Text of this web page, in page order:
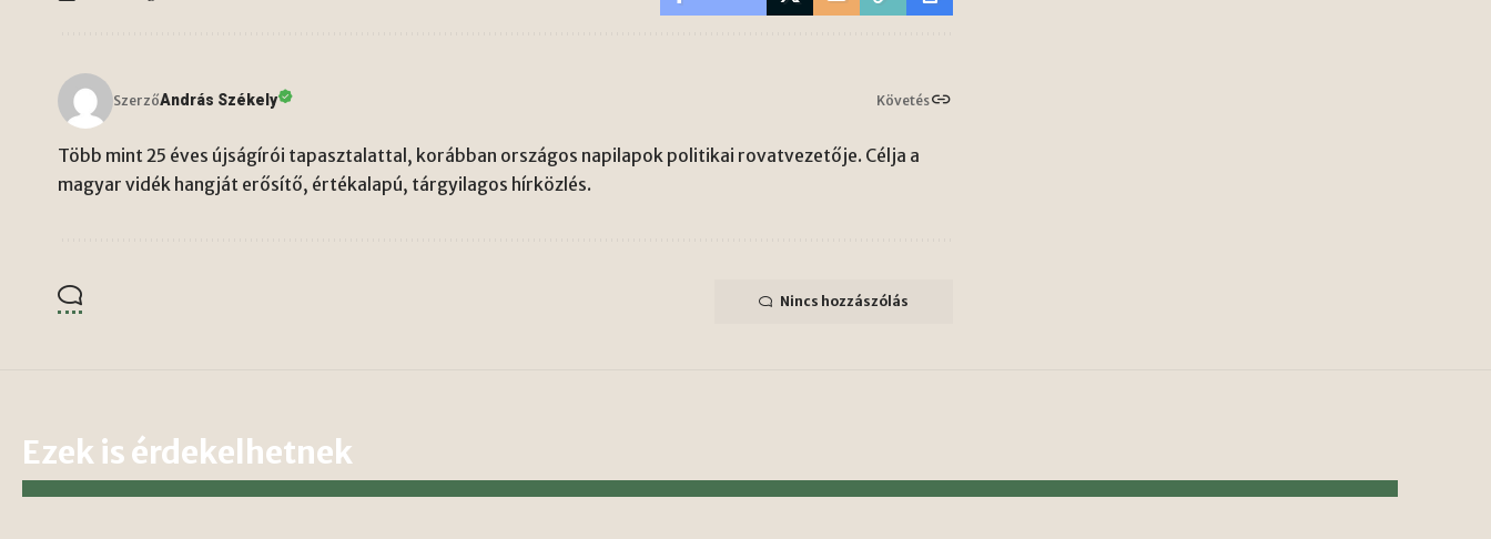
SzerzőAndrás Székely Követés
Több mint 25 éves újságírói tapasztalattal, korábban országos napilapok politikai rovatvezetője. Célja a
magyar vidék hangját erősítő, értékalapú, tárgyilagos hírközlés.
Nincs hozzászólás
Ezek is érdekelhetnek